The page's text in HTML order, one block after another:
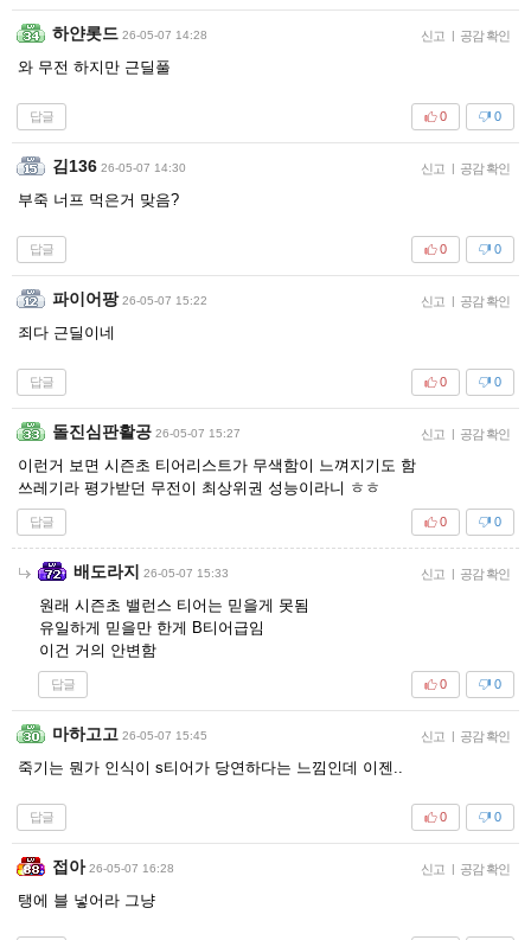
하얀롯드 26-05-07 14:28 신고 | 공감 확인
와 무전 하지만 근딜풀
답글 0
0
김136 26-05-07 14:30 신고 | 공감 확인
부죽 너프 먹은거 맞음?
답글 0
0
파이어팡 26-05-07 15:22 신고 | 공감 확인
죄다 근딜이네
답글 0
0
돌진심판활공 26-05-07 15:27 신고 | 공감 확인
이런거 보면 시즌초 티어리스트가 무색함이 느껴지기도 함
쓰레기라 평가받던 무전이 최상위권 성능이라니 ㅎㅎ
답글 0
0
배도라지 26-05-07 15:33 신고 | 공감 확인
원래 시즌초 밸런스 티어는 믿을게 못됨
유일하게 믿을만 한게 B티어급임
이건 거의 안변함
답글 0
0
마하고고 26-05-07 15:45 신고 | 공감 확인
죽기는 뭔가 인식이 s티어가 당연하다는 느낌인데 이젠..
답글 0
0
접아 26-05-07 16:28 신고 | 공감 확인
탱에 블 넣어라 그냥